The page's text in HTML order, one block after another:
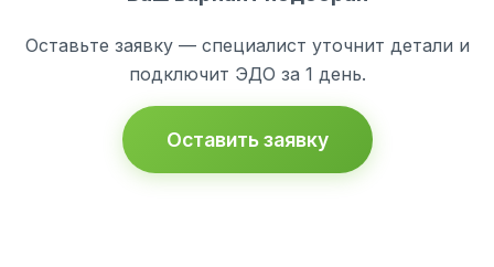
Оставьте заявку — специалист уточнит детали и
подключит ЭДО за 1 день.
Оставить заявку